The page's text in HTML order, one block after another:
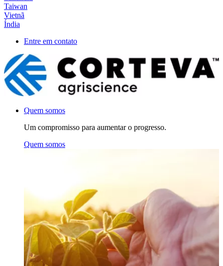
Taiwan
Vietnã
Índia
Entre em contato
Quem somos
Um compromisso para aumentar o progresso.
Quem somos